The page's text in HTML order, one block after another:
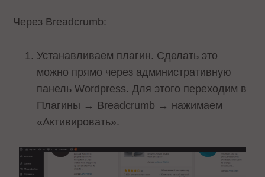
Через Breadcrumb:
Устанавливаем плагин. Сделать это
можно прямо через административную
панель Wordpress. Для этого переходим в
Плагины → Breadcrumb → нажимаем
«Активировать».